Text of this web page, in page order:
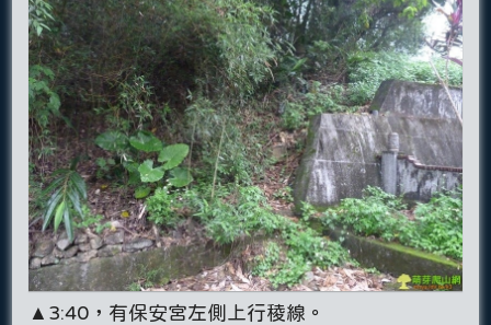
▲3:40，有保安宮左側上行稜線。